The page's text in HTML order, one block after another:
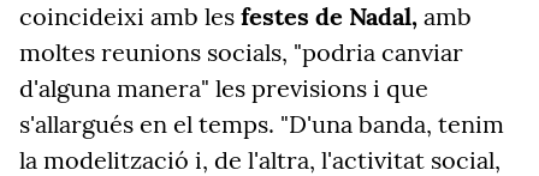
coincideixi amb les festes de Nadal, amb
moltes reunions socials, "podria canviar
d'alguna manera" les previsions i que
s'allargués en el temps. "D'una banda, tenim
la modelització i, de l'altra, l'activitat social,